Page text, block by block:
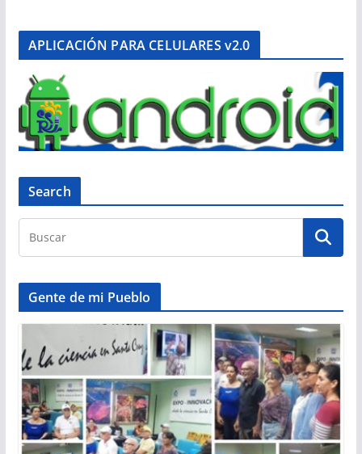
APLICACIÓN PARA CELULARES v2.0
Search
Gente de mi Pueblo